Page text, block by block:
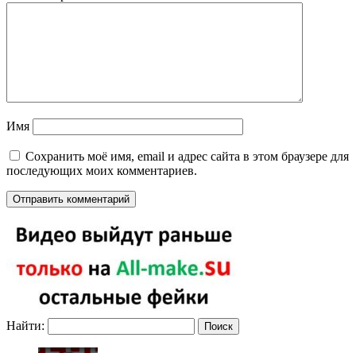
Имя
Сохранить моё имя, email и адрес сайта в этом браузере для
последующих моих комментариев.
Найти: